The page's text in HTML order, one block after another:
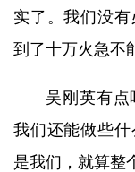
实了。我们没
到了十万火急不
吴刚英有
我们还能做些
是我们，就算整